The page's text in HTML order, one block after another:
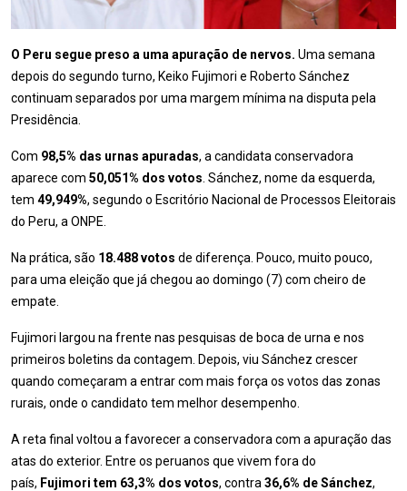
O Peru segue preso a uma apuração de nervos. Uma semana
depois do segundo turno, Keiko Fujimori e Roberto Sánchez
continuam separados por uma margem mínima na disputa pela
Presidência.
Com 98,5% das urnas apuradas, a candidata conservadora
aparece com 50,051% dos votos . Sánchez, nome da esquerda,
tem 49,949%, segundo o Escritório Nacional de Processos Eleitorais
do Peru, a ONPE.
Na prática, são 18.488 votos de diferença. Pouco, muito pouco,
para uma eleição que já chegou ao domingo (7) com cheiro de
empate.
Fujimori largou na frente nas pesquisas de boca de urna e nos
primeiros boletins da contagem. Depois, viu Sánchez crescer
quando começaram a entrar com mais força os votos das zonas
rurais, onde o candidato tem melhor desempenho.
A reta final voltou a favorecer a conservadora com a apuração das
atas do exterior. Entre os peruanos que vivem fora do
país, Fujimori tem 63,3% dos votos, contra 36,6% de Sánchez,